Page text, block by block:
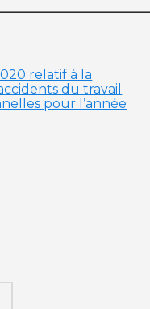
relatif à la
du travail
pour l’année